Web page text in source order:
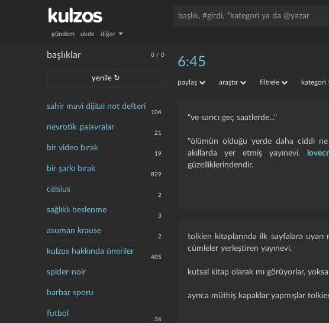
gündem ukde diğer
0 /0
başlıklar
yenile ↻
sahir mavi dijital not defteri
104
nevrotik palavralar
21
bir video bırak
19
bir şarkı bırak
829
celsius
2
sağlıklı beslenme
3
asuman krause
2
kulzos hakkında öneriler
405
spider-noir
barbar sporu
futbol
36
6:45
paylaş araştır filtrele kategori
"ve sancı geç saatlerde..."
"ölümün olduğu yerde daha ciddi ne
akıllarda yer etmiş yayınevi.
güzelliklerindendir.
tolkien kitaplarında ilk sayfalara uyarı
cümleler yerleştiren yayınevi.
kutsal kitap olarak mı görüyorlar,
ayrıca müthiş kapaklar yapmışlar